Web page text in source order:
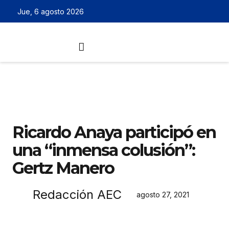
Jue, 6 agosto 2026
Ricardo Anaya participó en
una “inmensa colusión”:
Gertz Manero
Redacción AEC agosto 27, 2021